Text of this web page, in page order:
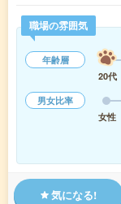
職場の雰囲気
年齢層
20代
男女比率
女性
気になる!